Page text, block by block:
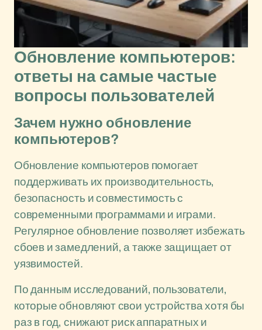
Обновление компьютеров:
ответы на самые частые
вопросы пользователей
Зачем нужно обновление
компьютеров?
Обновление компьютеров помогает
поддерживать их производительность,
безопасность и совместимость с
современными программами и играми.
Регулярное обновление позволяет избежать
сбоев и замедлений, а также защищает от
уязвимостей.
По данным исследований, пользователи,
которые обновляют свои устройства хотя бы
раз в год, снижают риск аппаратных и